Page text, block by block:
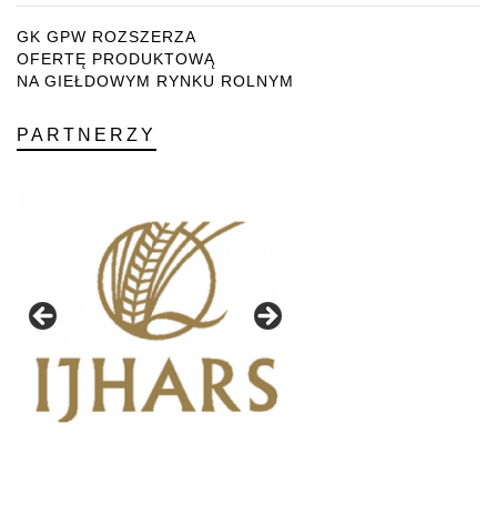
GK GPW ROZSZERZA
OFERTĘ PRODUKTOWĄ
NA GIEŁDOWYM RYNKU ROLNYM
PARTNERZY